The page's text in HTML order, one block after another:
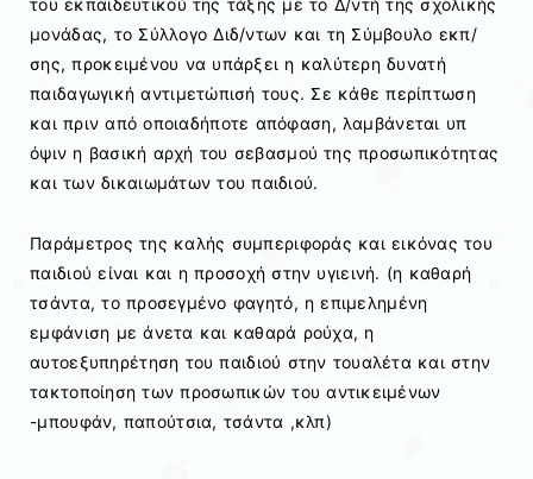
του εκπαιδευτικού της τάξης με το Δ/ντή της σχολικής
μονάδας, το Σύλλογο Διδ/ντων και τη Σύμβουλο εκπ/
σης, προκειμένου να υπάρξει η καλύτερη δυνατή
παιδαγωγική αντιμετώπισή τους. Σε κάθε περίπτωση
και πριν από οποιαδήποτε απόφαση, λαμβάνεται υπ
όψιν η βασική αρχή του σεβασμού της προσωπικότητας
και των δικαιωμάτων του παιδιού.
Παράμετρος της καλής συμπεριφοράς και εικόνας του
παιδιού είναι και η προσοχή στην υγιεινή. (η καθαρή
τσάντα, το προσεγμένο φαγητό, η επιμελημένη
εμφάνιση με άνετα και καθαρά ρούχα, η
αυτοεξυπηρέτηση του παιδιού στην τουαλέτα και στην
τακτοποίηση των προσωπικών του αντικειμένων
-μπουφάν, παπούτσια, τσάντα ,κλπ)